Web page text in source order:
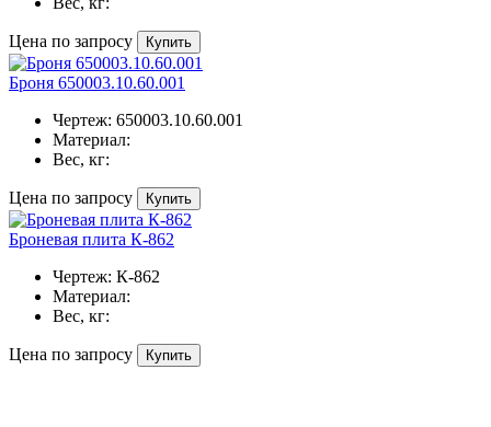
Цена по запросу Купить
Броня 650003.10.60.001
Чертеж: 650003.10.60.001
Материал:
Вес, кг:
Цена по запросу Купить
Броневая плита К-862
Чертеж: К-862
Материал:
Вес, кг:
Цена по запросу Купить